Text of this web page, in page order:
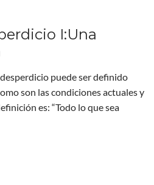
I:Una
puede ser definido
son las condiciones actuales y
es: “Todo lo que sea